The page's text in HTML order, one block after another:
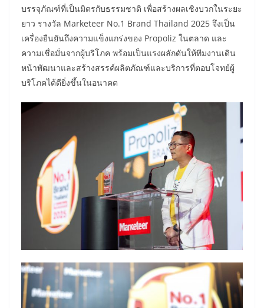
บรรจุภัณฑ์ที่เป็นมิตรกับธรรมชาติ เพื่อสร้างผลเชิงบวกในระยะ
ยาว รางวัล Marketeer No.1 Brand Thailand 2025 จึงเป็น
เครื่องยืนยันถึงความแข็งแกร่งของ Propoliz ในตลาด และ
ความเชื่อมั่นจากผู้บริโภค พร้อมเป็นแรงผลักดันให้ทีมงานเดิน
หน้าพัฒนาและสร้างสรรค์ผลิตภัณฑ์และบริการที่ตอบโจทย์ผู้
บริโภคได้ดียิ่งขึ้นในอนาคต